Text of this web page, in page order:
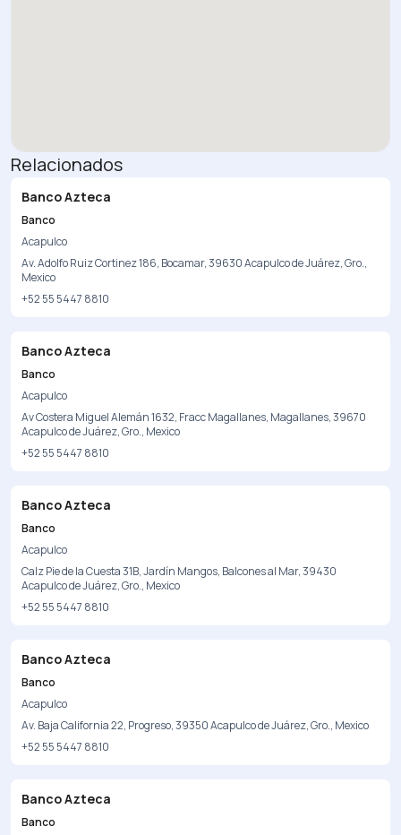
Relacionados
Banco Azteca
Banco
Acapulco
Av. Adolfo Ruiz Cortinez 186, Bocamar, 39630 Acapulco de Juárez, Gro.,
Mexico
+52 55 5447 8810
Banco Azteca
Banco
Acapulco
Av Costera Miguel Alemán 1632, Fracc Magallanes, Magallanes, 39670
Acapulco de Juárez, Gro., Mexico
+52 55 5447 8810
Banco Azteca
Banco
Acapulco
Calz Pie de la Cuesta 31B, Jardín Mangos, Balcones al Mar, 39430
Acapulco de Juárez, Gro., Mexico
+52 55 5447 8810
Banco Azteca
Banco
Acapulco
Av. Baja California 22, Progreso, 39350 Acapulco de Juárez, Gro., Mexico
+52 55 5447 8810
Banco Azteca
Banco